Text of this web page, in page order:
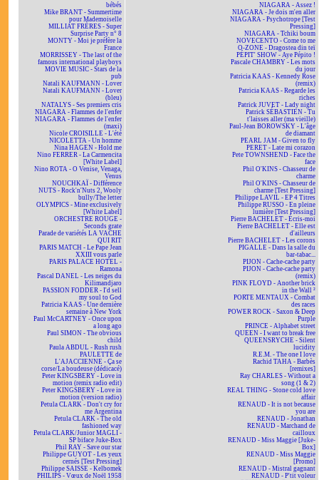
bébés
Mike BRANT - Summertime
pour Mademoiselle
MILLIAT FRÈRES - Super
Surprise Party n° 8
MONTY - Moi je préfère la
France
MORRISSEY - The last of the
famous international playboys
MOVIE MUSIC - Stars de la
pub
Natali KAUFMANN - Lover
Natali KAUFMANN - Lover
(bleu)
NATALYS - Ses premiers cris
NIAGARA - Flammes de l'enfer
NIAGARA - Flammes de l'enfer
(maxi)
Nicole CROISILLE - L'été
NICOLETTA - Un homme
Nina HAGEN - Hold me
Nino FERRER - La Carmencita
[White Label]
Nino ROTA - O Venise, Venaga,
Venus
NOUCHKAÏ - Différence
NUTS - Rock'n'Nuts 2, Wooly
bully/The letter
OLYMPICS - Mine exclusively
[White Label]
ORCHESTRE ROUGE -
Seconds grate
Parade de variétés LA VACHE
QUI RIT
PARIS MATCH - Le Pape Jean
XXIII vous parle
PARIS PALACE HOTEL -
Ramona
Pascal DANEL - Les neiges du
Kilimandjaro
PASSION FODDER - I'd sell
my soul to God
Patricia KAAS - Une dernière
semaine à New York
Paul McCARTNEY - Once upon
a long ago
Paul SIMON - The obvious
child
Paula ABDUL - Rush rush
PAULETTE de
L'AJACCIENNE - Ça se
corse/La boudeuse (dédicacé)
Peter KINGSBERY - Love in
motion (remix radio edit)
Peter KINGSBERY - Love in
motion (version radio)
Petula CLARK - Don't cry for
me Argentina
Petula CLARK - The old
fashioned way
Petula CLARK/Junior MAGLI -
SP biface Juke-Box
Phil RAY - Save our star
Philippe GUYOT - Les yeux
cernés [Test Pressing]
Philippe SAISSE - Kelbomek
PHILIPS - Vœux de Noël 1958
NIAGARA - Assez !
NIAGARA - Je dois m'en aller
NIAGARA - Psychotrope [Test
Pressing]
NIAGARA - Tchiki boum
NOVECENTO - Come to me
O-ZONE - Dragostea din teï
PÉPIT' SHOW - Aye Pépito !
Pascale CHAMBRY - Les mots
du jour
Patricia KAAS - Kennedy Rose
(remix)
Patricia KAAS - Regarde les
riches
Patrick JUVET - Lady night
Patrick SÉBASTIEN - Tu
t'laisses aller (ma vieille)
Paul-Jean BOROWSKY - L'âge
de diamant
PEARL JAM - Given to fly
PERET - Late mi corazon
Pete TOWNSHEND - Face the
face
Phil O'KINS - Chasseur de
charme
Phil O'KINS - Chasseur de
charme [Test Pressing]
Philippe LAVIL - EP 4 Titres
Philippe RUSSO - En pleine
lumière [Test Pressing]
Pierre BACHELET - Écris-moi
Pierre BACHELET - Elle est
d'ailleurs
Pierre BACHELET - Les corons
PIGALLE - Dans la salle du
bar-tabac...
PIJON - Cache-cache party
PIJON - Cache-cache party
(remix)
PINK FLOYD - Another brick
in the Wall ²
PORTE MENTAUX - Combat
des races
POWER ROCK - Saxon & Deep
Purple
PRINCE - Alphabet street
QUEEN - I want to break free
QUEENSRYCHE - Silent
lucidity
R.E.M. - The one I love
Rachid TAHA - Barbès
[remixes]
Ray CHARLES - Without a
song (1 & 2)
REAL THING - Stone cold love
affair
RENAUD - It is not because
you are
RENAUD - Jonathan
RENAUD - Marchand de
cailloux
RENAUD - Miss Maggie [Juke-
Box]
RENAUD - Miss Maggie
[Promo]
RENAUD - Mistral gagnant
RENAUD - P'tit voleur